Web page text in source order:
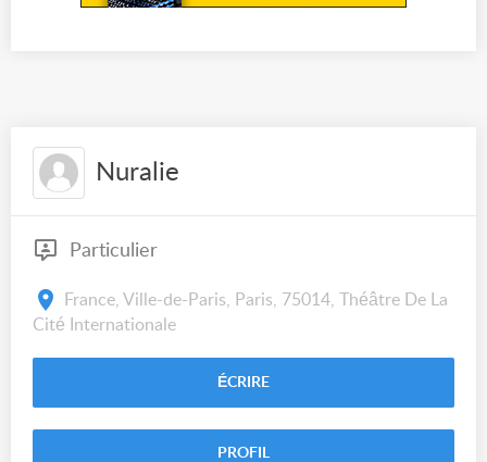
Nuralie
Particulier
France, Ville-de-Paris, Paris, 75014, Théâtre De La
Cité Internationale
ÉCRIRE
PROFIL